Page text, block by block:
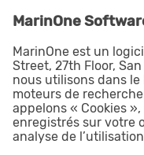
MarinOne
MarinOne est un
Street, 27th Floor,
nous utilisons dans
moteurs de
appelons « Cookies
enregistrés sur votre
analyse de